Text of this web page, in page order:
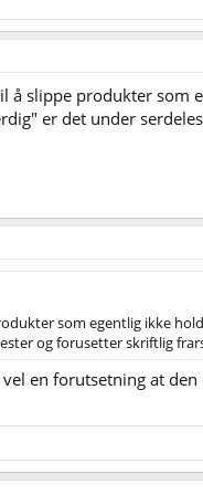
å slippe produkter som
er det under
som egentlig ikke
og forusetter skriftlig
en forutsetning at